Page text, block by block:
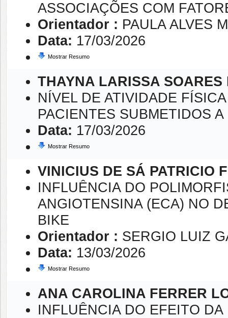
ASSOCIAÇÕES COM
Orientador : PAULA ALVES
Data: 17/03/2026
Mostrar Resumo
THAYNA LARISSA SOARES
NÍVEL DE ATIVIDADE
PACIENTES SUBMETIDOS
Data: 17/03/2026
Mostrar Resumo
VINICIUS DE SÁ PATRICIO
INFLUÊNCIA DO
ANGIOTENSINA (ECA) NO
BIKE
Orientador : SERGIO LUIZ
Data: 13/03/2026
Mostrar Resumo
ANA CAROLINA FERRER
INFLUÊNCIA DO EFEITO